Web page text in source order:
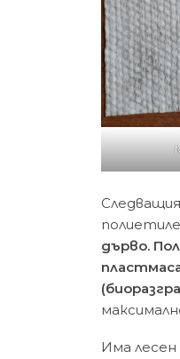
дърво.
Има лесен